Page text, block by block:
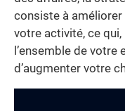
consiste à
votre activité, ce
l’ensemble de
d’augmenter votre